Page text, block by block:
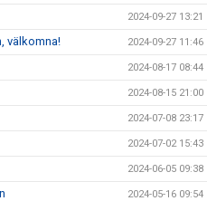
2024-09-27 13:21
välkomna! 2024-09-27 11:46
2024-08-17 08:44
2024-08-15 21:00
2024-07-08 23:17
2024-07-02 15:43
2024-06-05 09:38
2024-05-16 09:54